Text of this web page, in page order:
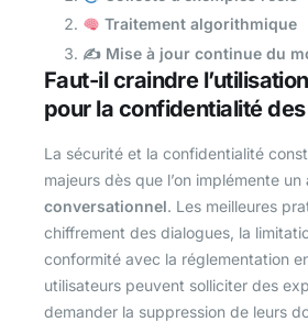
Traitement algorithmique
✍️ Mise à jour continue du
Faut-il craindre
pour la confidentialité
La sécurité et la confidentialité
majeurs dès que l’on implémente un
conversationnel. Les meilleures
chiffrement des dialogues, la
conformité avec la réglementation
utilisateurs peuvent solliciter des
demander la suppression de leurs